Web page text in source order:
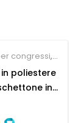
congressi,
fiere,
poliestere
in